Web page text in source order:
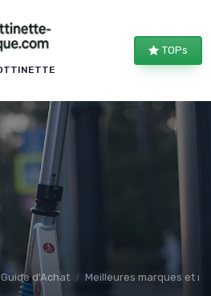
TOPs
Guide d'Achat Meilleures marques et